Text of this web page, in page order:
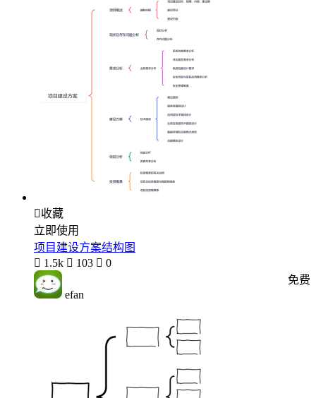
收藏
立即使用
项目建设方案结构图
 1.5k  103  0
efan
免费